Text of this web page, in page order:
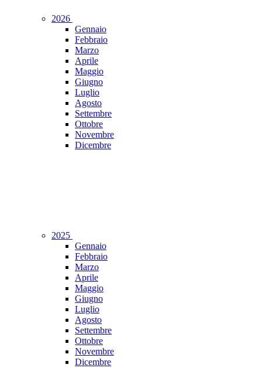
2026
Gennaio
Febbraio
Marzo
Aprile
Maggio
Giugno
Luglio
Agosto
Settembre
Ottobre
Novembre
Dicembre
2025
Gennaio
Febbraio
Marzo
Aprile
Maggio
Giugno
Luglio
Agosto
Settembre
Ottobre
Novembre
Dicembre